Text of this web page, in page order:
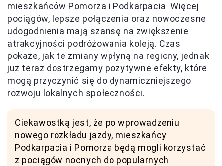
mieszkańców Pomorza i Podkarpacia. Więcej
pociągów, lepsze połączenia oraz nowoczesne
udogodnienia mają szansę na zwiększenie
atrakcyjności podróżowania koleją. Czas
pokaże, jak te zmiany wpłyną na regiony, jednak
już teraz dostrzegamy pozytywne efekty, które
mogą przyczynić się do dynamiczniejszego
rozwoju lokalnych społeczności.
Ciekawostką jest, że po wprowadzeniu
nowego rozkładu jazdy, mieszkańcy
Podkarpacia i Pomorza będą mogli korzystać
z pociągów nocnych do popularnych